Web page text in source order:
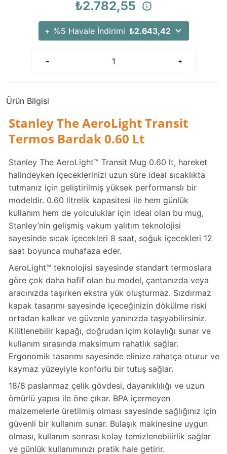
₺2.782,55
+ %5 Havale İndirimi ₺2.643,42
Ürün Bilgisi
Stanley The AeroLight Transit
Termos Bardak 0.60 Lt
Stanley The AeroLight™ Transit Mug 0.60 lt, hareket
halindeyken içeceklerinizi uzun süre ideal sıcaklıkta
tutmanız için geliştirilmiş yüksek performanslı bir
modeldir. 0.60 litrelik kapasitesi ile hem günlük
kullanım hem de yolculuklar için ideal olan bu mug,
Stanley’nin gelişmiş vakum yalıtım teknolojisi
sayesinde sıcak içecekleri 8 saat, soğuk içecekleri 12
saat boyunca muhafaza eder.
AeroLight™ teknolojisi sayesinde standart termoslara
göre çok daha hafif olan bu model, çantanızda veya
aracınızda taşırken ekstra yük oluşturmaz. Sızdırmaz
kapak tasarımı sayesinde içeceğinizin dökülme riski
ortadan kalkar ve güvenle yanınızda taşıyabilirsiniz.
Kilitlenebilir kapağı, doğrudan içim kolaylığı sunar ve
kullanım sırasında maksimum rahatlık sağlar.
Ergonomik tasarımı sayesinde elinize rahatça oturur ve
kaymaz yüzeyiyle konforlu bir tutuş sağlar.
18/8 paslanmaz çelik gövdesi, dayanıklılığı ve uzun
ömürlü yapısı ile öne çıkar. BPA içermeyen
malzemelerle üretilmiş olması sayesinde sağlığınız için
güvenli bir kullanım sunar. Bulaşık makinesine uygun
olması, kullanım sonrası kolay temizlenebilirlik sağlar
ve günlük kullanımınızı pratik hale getirir.